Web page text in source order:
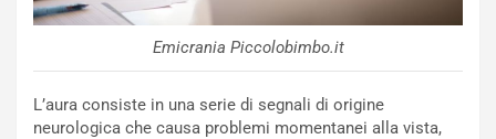
Emicrania Piccolobimbo.it
L’aura consiste in una serie di segnali di origine
neurologica che causa problemi momentanei alla vista,